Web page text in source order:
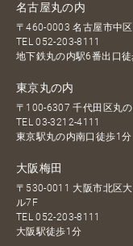
名古屋丸の内
〒460-0003 名古屋市中区
TEL052-203-8111
地下鉄丸の内駅6番出口
東京丸の内
〒100-6307 千代田区丸
TEL03-3212-4111
東京駅丸の内南口徒歩1分
大阪梅田
〒530-0011 大阪市北区
ル7F
TEL052-203-8111
大阪駅徒歩1分